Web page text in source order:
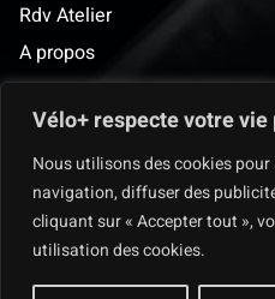
Vélo+ respecte votre vie
Nous utilisons des cookies
navigation, diffuser des
cliquant sur « Accepter tout »,
utilisation des cookies.
Rdv Atelier
A propos
Evènements
Les clubs
© 2025 Vélo + Mentions